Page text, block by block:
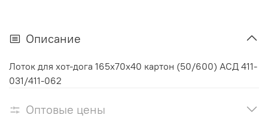
Описание
Лоток для хот-дога 165х70х40 картон (50/600) АСД 411-
031/411-062
Оптовые цены